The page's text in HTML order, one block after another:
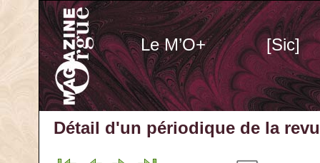
Le M’O+ [Sic]
Détail d'un périodique de la